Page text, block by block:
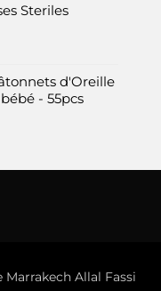
Steriles
d'Oreille
- 55pcs
Marrakech Allal Fassi